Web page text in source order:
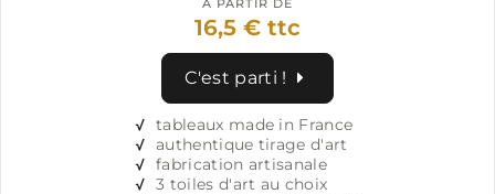
À PARTIR DE
16,5 € ttc
C'est parti !
√ tableaux made in France
√ authentique tirage d'art
√ fabrication artisanale
√ 3 toiles d'art au choix